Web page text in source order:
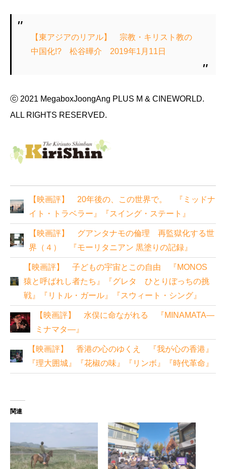
【東アジアのリアル】 宗教・キリスト教の
中国化!? 松谷曄介 2019年1月11日
ⓒ 2021 MegaboxJoongAng PLUS M & CINEWORLD.
ALL RIGHTS RESERVED.
【映画評】 20年後の、この世界で。 『ミッドナ
イト・トラベラー』『スイング・ステート』
【映画評】 グアンタナモの倫理 再監獄化する世
界（４） 『モーリタニアン 黒塗りの記録』
【映画評】 子どもの宇宙とこの自由 『MONOS
猿と呼ばれし者たち』『グレタ ひとりぼっちの挑
戦』『リトル・ガール』『スウィート・シング』
【映画評】 水俣に命ながれる 『MINAMATA―
ミナマタ―』
【映画評】 香港の心のゆくえ 『我が心の香港』
『理大囲城』『花椒の味』『リンボ』『時代革命』
関連